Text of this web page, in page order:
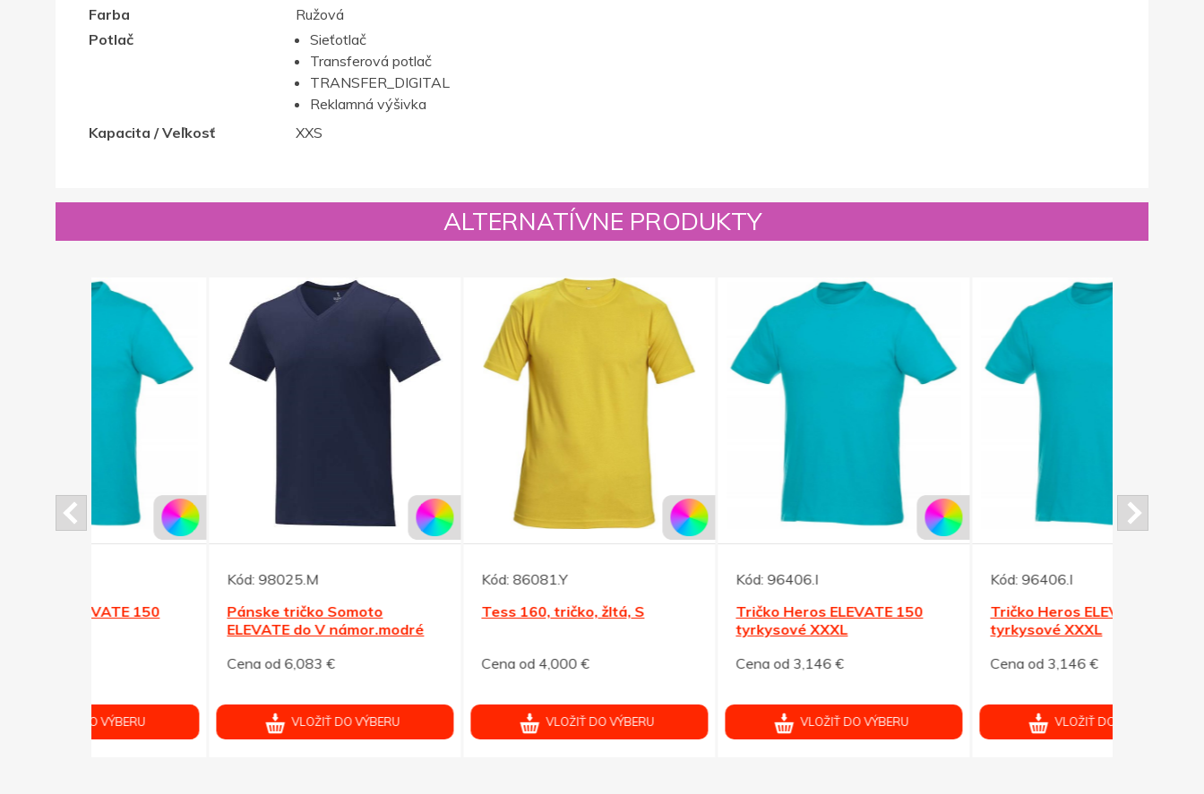
Farba
Ružová
Potlač
Sieťotlač
Transferová potlač
TRANSFER_DIGITAL
Reklamná výšivka
Kapacita / Veľkosť
XXS
ALTERNATÍVNE PRODUKTY
Pánske tričko Somoto
ELEVATE do V námor.modré
VLOŽIŤ DO VÝBERU
Tess 160, tričko, žltá, S
VLOŽIŤ DO VÝBERU
Tričko Heros ELEVATE 150
VLOŽIŤ DO VÝBERU
Tričko Heros ELEVATE 150
VLOŽIŤ DO VÝBERU